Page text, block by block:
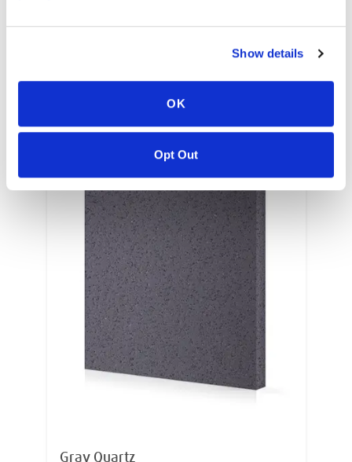
Show details
OK
Opt Out
Gray Quartz